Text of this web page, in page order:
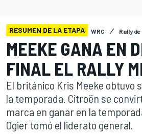
RESUMEN DE LA ETAPA WRC Rally
MEEKE GANA EN
FINAL EL RALLY
El británico Kris Meeke obtuvo
la temporada. Citroën se
marca en ganar en la
Ogier tomó el liderato general.